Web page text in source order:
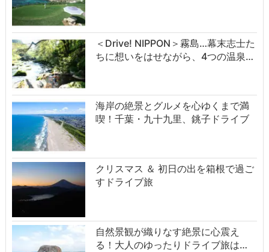
＜Drive! NIPPON＞霧島…幕末志士た
ちに想いをはせながら、4つの温泉…
海岸の絶景とグルメを心ゆくまで満
喫！千葉・九十九里、銚子ドライブ
クリスマス ＆ 初日の出を箱根で過ご
すドライブ旅
自然景観が織りなす絶景に心震え
る！大人のゆったりドライブ旅は…